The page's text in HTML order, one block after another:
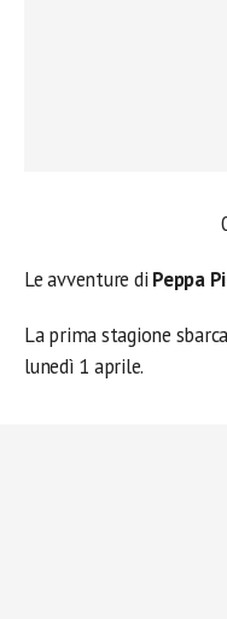
Le avventure di Peppa
La prima stagione
lunedì 1 aprile.